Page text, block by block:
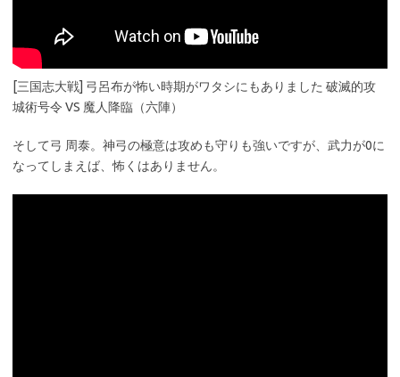
[三国志大戦] 弓呂布が怖い時期がワタシにもありました 破滅的攻
城術号令 VS 魔人降臨（六陣）
そして弓 周泰。神弓の極意は攻めも守りも強いですが、武力が0に
なってしまえば、怖くはありません。